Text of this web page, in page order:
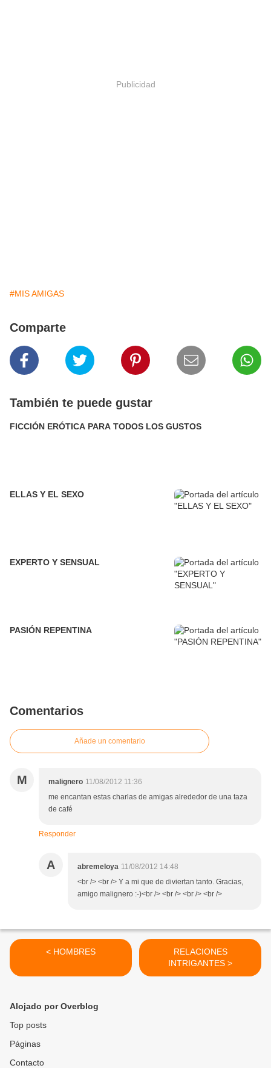
Publicidad
#MIS AMIGAS
Comparte
También te puede gustar
FICCIÓN ERÓTICA PARA TODOS LOS GUSTOS
ELLAS Y EL SEXO
EXPERTO Y SENSUAL
PASIÓN REPENTINA
Comentarios
Añade un comentario
M malignero 11/08/2012 11:36
me encantan estas charlas de amigas alrededor de una taza
de café
Responder
A abremeloya 11/08/2012 14:48
<br /> <br /> Y a mi que de diviertan tanto. Gracias,
amigo malignero :-)<br /> <br /> <br /> <br />
< HOMBRES
RELACIONES
INTRIGANTES >
Alojado por Overblog
Top posts
Páginas
Contacto